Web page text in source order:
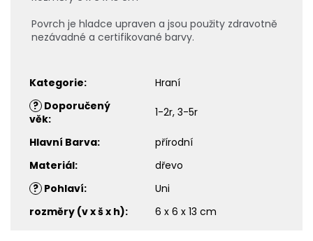
Povrch je hladce upraven a jsou použity zdravotně
nezávadné a certifikované barvy.
Kategorie:
Hraní
? Doporučený
věk: 1-2r, 3-5r
Hlavní Barva:
přírodní
Materiál:
dřevo
? Pohlaví:
Uni
rozměry (v x š x h): 6 x 6 x 13 cm